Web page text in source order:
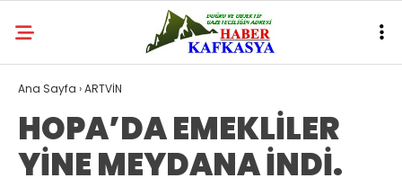
Ana Sayfa ›ARTVİN
HOPA’DA EMEKLİLER
YİNE MEYDANA İNDİ.